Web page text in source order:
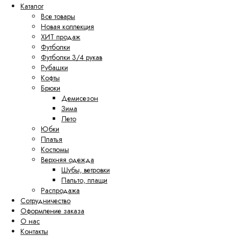
Каталог
Все товары
Новая коллекция
ХИТ продаж
Футболки
Футболки 3/4 рукав
Рубашки
Кофты
Брюки
Демисезон
Зима
Лето
Юбки
Платья
Костюмы
Верхняя одежда
Шубы, ветровки
Пальто, плащи
Распродажа
Сотрудничество
Оформление заказа
О нас
Контакты